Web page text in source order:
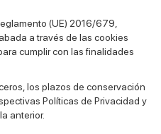
(UE) 2016/679,
a través de las cookies
cumplir con las finalidades
los plazos de conservación
Políticas de Privacidad y
anterior.